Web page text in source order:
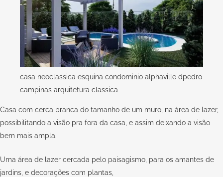
casa neoclassica esquina condominio alphaville dpedro
campinas arquitetura classica
Casa com cerca branca do tamanho de um muro, na área de lazer,
possibilitando a visão pra fora da casa, e assim deixando a visão
bem mais ampla.
Uma área de lazer cercada pelo paisagismo, para os amantes de
jardins, e decorações com plantas,